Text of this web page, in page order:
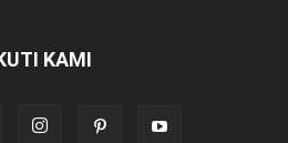
KAMI